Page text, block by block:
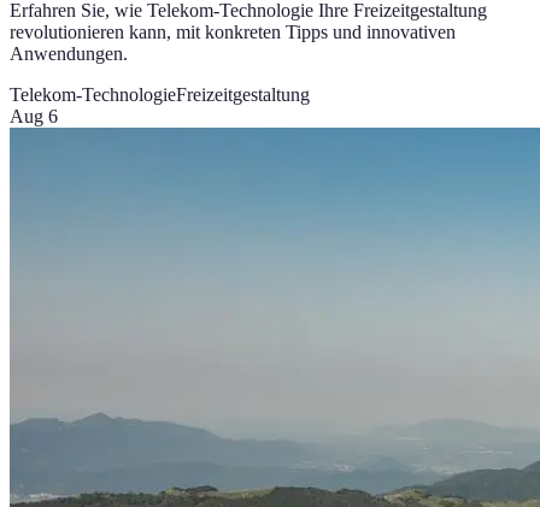
Erfahren Sie, wie Telekom-Technologie Ihre Freizeitgestaltung
revolutionieren kann, mit konkreten Tipps und innovativen
Anwendungen.
Telekom-TechnologieFreizeitgestaltung
Aug 6